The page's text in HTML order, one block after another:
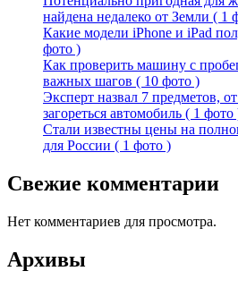
найдена недалеко от Земли ( 1
Какие модели iPhone и iPad
фото )
Как проверить машину с
важных шагов ( 10 фото )
Эксперт назвал 7 предметов,
загореться автомобиль ( 1 фото
Стали известны цены на
для России ( 1 фото )
Свежие комментарии
Нет комментариев для просмотра.
Архивы